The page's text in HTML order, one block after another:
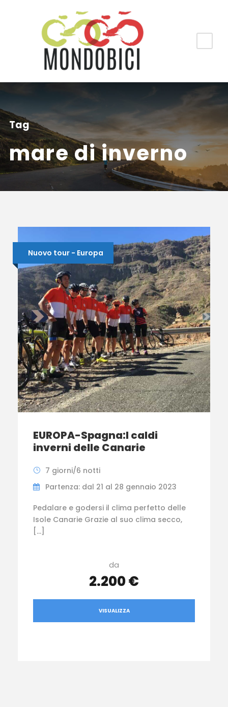
Tag
mare di inverno
Nuovo tour - Europa
EUROPA-Spagna:I caldi
inverni delle Canarie
7 giorni/6 notti
Partenza: dal 21 al 28 gennaio 2023
Pedalare e godersi il clima perfetto delle
Isole Canarie Grazie al suo clima secco,
[…]
da
2.200 €
VISUALIZZA